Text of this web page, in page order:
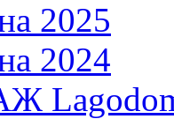
2025
2024